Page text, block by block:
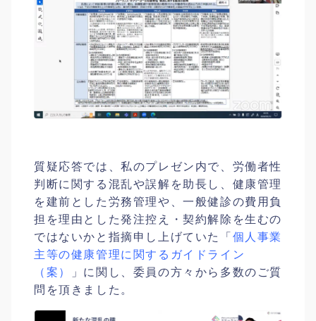
質疑応答では、私のプレゼン内で、労働者性
判断に関する混乱や誤解を助長し、健康管理
を建前とした労務管理や、一般健診の費用負
担を理由とした発注控え・契約解除を生むの
ではないかと指摘申し上げていた「 個人事業
主等の健康管理に関するガイドライン
（案）
」に関し、委員の方々から多数のご質
問を頂きました。